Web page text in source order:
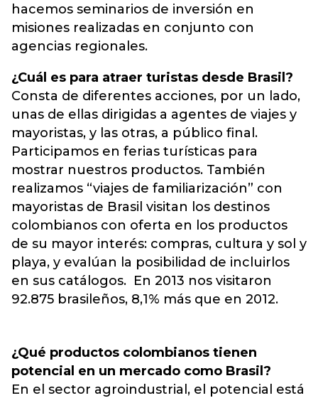
hacemos seminarios de inversión en
misiones realizadas en conjunto con
agencias regionales.
¿Cuál es para atraer turistas desde Brasil?
Consta de diferentes acciones, por un lado,
unas de ellas dirigidas a agentes de viajes y
mayoristas, y las otras, a público final.
Participamos en ferias turísticas para
mostrar nuestros productos. También
realizamos “viajes de familiarización” con
mayoristas de Brasil visitan los destinos
colombianos con oferta en los productos
de su mayor interés: compras, cultura y sol y
playa, y evalúan la posibilidad de incluirlos
en sus catálogos. En 2013 nos visitaron
92.875 brasileños, 8,1% más que en 2012.
¿Qué productos colombianos tienen
potencial en un mercado como Brasil?
En el sector agroindustrial, el potencial está